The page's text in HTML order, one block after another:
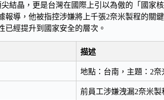
結晶，更是台灣在國際上引以為傲的「 國家
報導，他被指控涉嫌將上千張2奈米製程的關
已經提升到國家安全的層次。
描述
地點：台南，主題：2奈
前員工涉嫌洩漏2奈米製